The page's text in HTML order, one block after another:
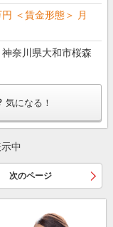
＜賃金形態＞ 月
奈川県大和市桜森
気になる！
中
次のページ